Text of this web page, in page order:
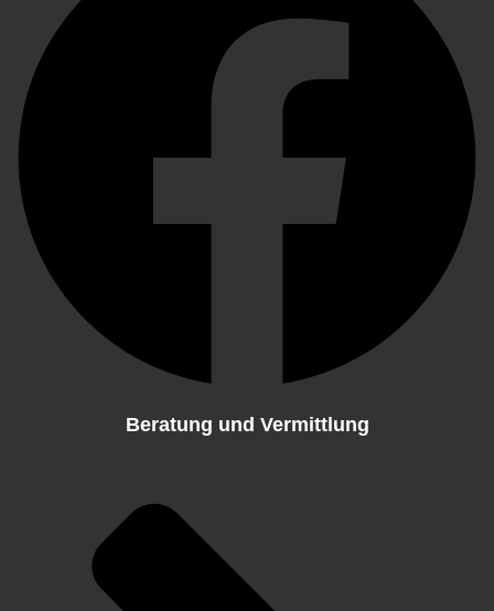
Beratung und Vermittlung